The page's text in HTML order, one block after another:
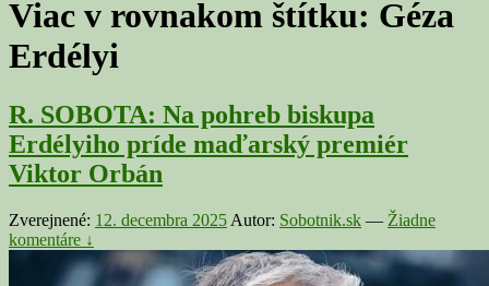
Viac v rovnakom štítku: Géza
Erdélyi
R. SOBOTA: Na pohreb biskupa
Erdélyiho príde maďarský premiér
Viktor Orbán
Zverejnené: 12. decembra 2025 Autor: Sobotnik.sk — Žiadne
komentáre ↓